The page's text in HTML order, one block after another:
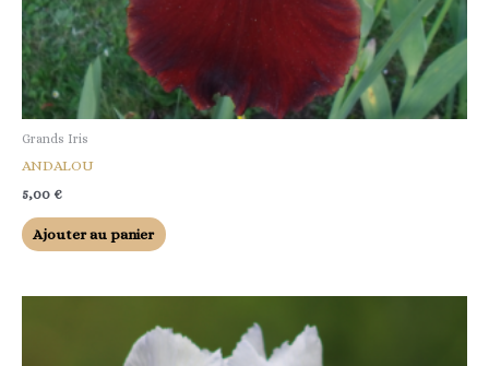
Grands Iris
ANDALOU
5,00 €
Ajouter au panier